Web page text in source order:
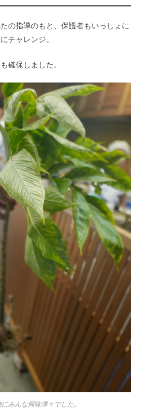
の指導のもと、保護者もいっしょに
チャレンジ。
確保しました。
みんな興味津々でした。